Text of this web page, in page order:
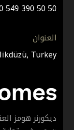
549 390 50 50
العنوان
Turkey
ديكورنر هومز